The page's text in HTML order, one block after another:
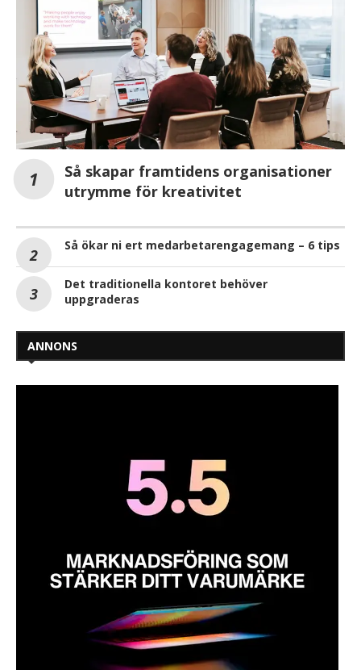
Så skapar framtidens organisationer
utrymme för kreativitet
Så ökar ni ert medarbetarengagemang – 6 tips
Det traditionella kontoret behöver
uppgraderas
ANNONS